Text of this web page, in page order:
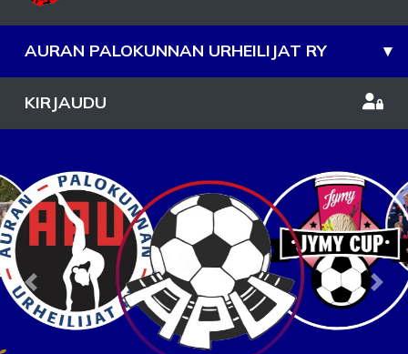
AURAN PALOKUNNAN URHEILIJAT RY ▾
KIRJAUDU
Previous